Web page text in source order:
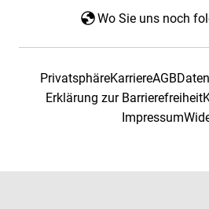
Wo Sie uns noch
PrivatsphäreKarriereAGB
Erklärung zur Barrierefreiheit
Impressum